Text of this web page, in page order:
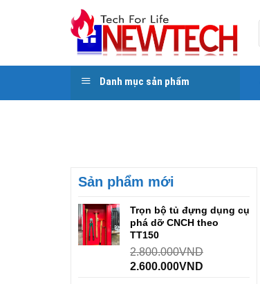
Danh mục sản phẩm
Sản phẩm mới
Trọn bộ tủ đựng dụng cụ
phá dỡ CNCH theo
TT150
2.800.000VND
2.600.000VND